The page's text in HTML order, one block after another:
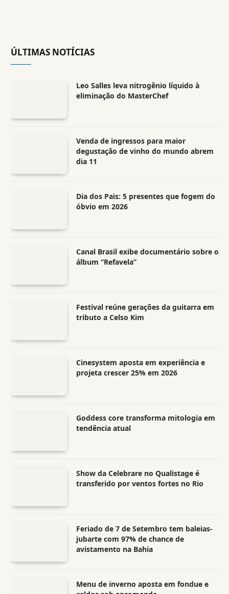
ÚLTIMAS NOTÍCIAS
Leo Salles leva nitrogênio líquido à
eliminação do MasterChef
Venda de ingressos para maior
degustação de vinho do mundo abrem
dia 11
Dia dos Pais: 5 presentes que fogem do
óbvio em 2026
Canal Brasil exibe documentário sobre o
álbum “Refavela”
Festival reúne gerações da guitarra em
tributo a Celso Kim
Cinesystem aposta em experiência e
projeta crescer 25% em 2026
Goddess core transforma mitologia em
tendência atual
Show da Celebrare no Qualistage é
transferido por ventos fortes no Rio
Feriado de 7 de Setembro tem baleias-
jubarte com 97% de chance de
avistamento na Bahia
Menu de inverno aposta em fondue e